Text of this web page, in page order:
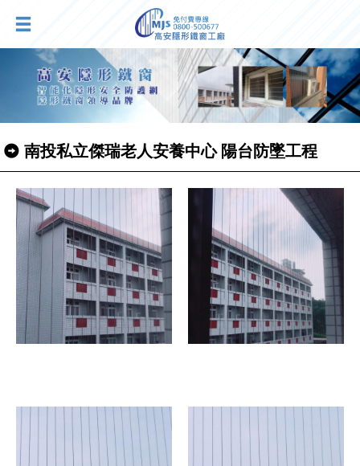
南投私立傑瑞老人安養中心 陽台防墜工程